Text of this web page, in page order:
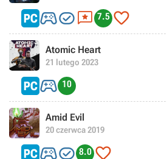
 7.5 
Atomic Heart
21 lutego 2023
 10
Amid Evil
20 czerwca 2019
 8.0 